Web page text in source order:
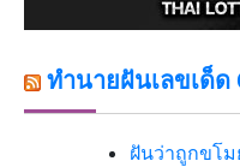
ทำนายฝันเลขเด็ด
ฝันว่าถูกขโ